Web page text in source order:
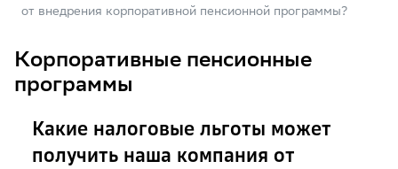
от внедрения корпоративной пенсионной программы?
Корпоративные пенсионные
программы
Какие налоговые льготы может
получить наша компания от